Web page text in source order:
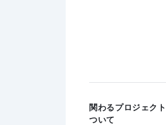
関わるプロジェク
ついて